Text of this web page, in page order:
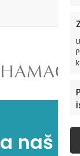
naš